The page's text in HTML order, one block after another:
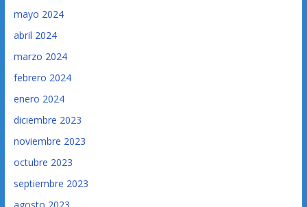
mayo 2024
abril 2024
marzo 2024
febrero 2024
enero 2024
diciembre 2023
noviembre 2023
octubre 2023
septiembre 2023
agosto 2023